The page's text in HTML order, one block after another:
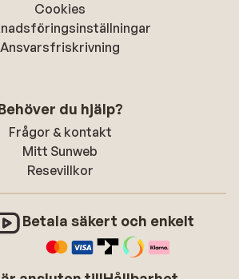
Cookies
Ansvarsfriskrivning
du hjälp?
Frågor & kontakt
Mitt Sunweb
Resevillkor
Betala säkert och enkelt